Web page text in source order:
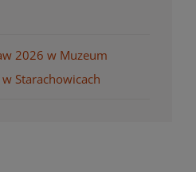
2026 w Muzeum
Starachowicach